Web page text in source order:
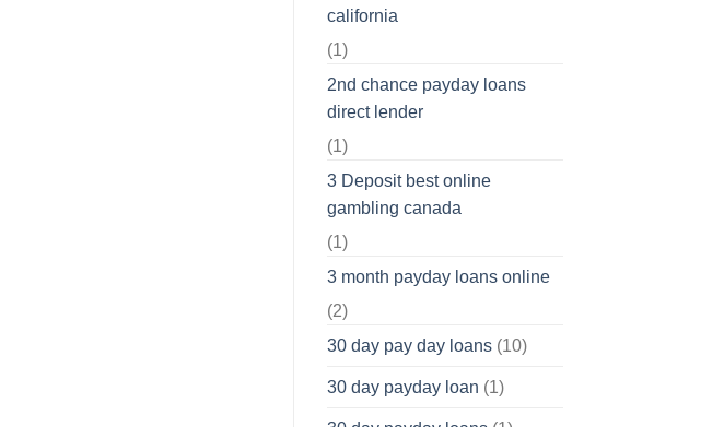
california
(1)
2nd chance payday loans
direct lender
(1)
3 Deposit best online
gambling canada
(1)
3 month payday loans online
(2)
30 day pay day loans(10)
30 day payday loan (1)